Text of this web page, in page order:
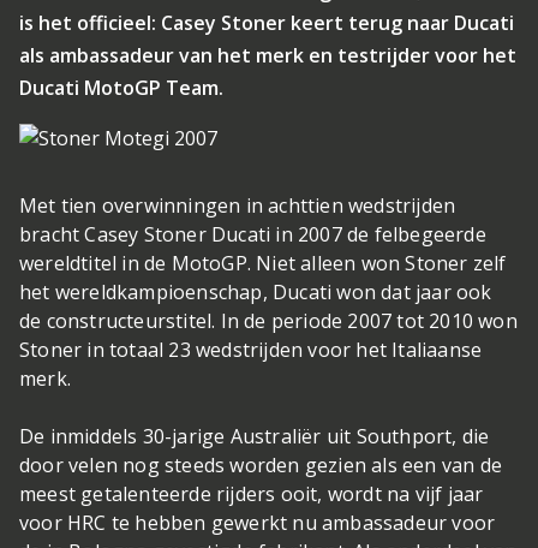
is het officieel: Casey Stoner keert terug naar Ducati
als ambassadeur van het merk en testrijder voor het
Ducati MotoGP Team.
Met tien overwinningen in achttien wedstrijden
bracht Casey Stoner Ducati in 2007 de felbegeerde
wereldtitel in de MotoGP. Niet alleen won Stoner zelf
het wereldkampioenschap, Ducati won dat jaar ook
de constructeurstitel. In de periode 2007 tot 2010 won
Stoner in totaal 23 wedstrijden voor het Italiaanse
merk.
De inmiddels 30-jarige Australiër uit Southport, die
door velen nog steeds worden gezien als een van de
meest getalenteerde rijders ooit, wordt na vijf jaar
voor HRC te hebben gewerkt nu ambassadeur voor